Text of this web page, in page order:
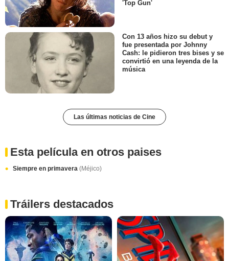
'Top Gun'
Con 13 años hizo su debut y
fue presentada por Johnny
Cash: le pidieron tres bises y se
convirtió en una leyenda de la
música
Las últimas noticias de Cine
Esta película en otros paises
Siempre en primavera (Méjico)
Tráilers destacados